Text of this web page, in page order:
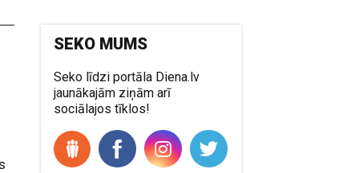
SEKO MUMS
Seko līdzi portāla Diena.lv
jaunākajām ziņām arī
sociālajos tīklos!